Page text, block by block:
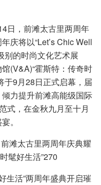
日，前滩太古里两周年
庆将以“Let’s Chic Well
别的时尚文化艺术展
(V&A)“霍斯特：传奇时
于9月28日正式启幕，届
力提升前滩高能级国际
式，在金秋九月至十月
。
生活”两周年盛典开启璀